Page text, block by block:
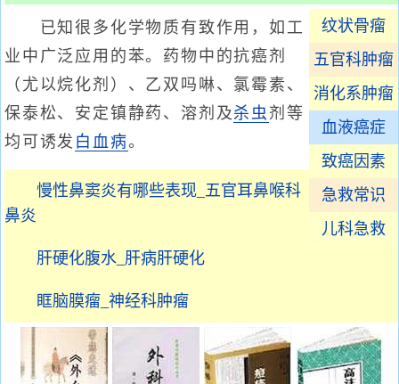
纹状骨瘤
五官科肿瘤
消化系肿瘤
血液癌症
致癌因素
急救常识
儿科急救
已知很多化学物质有致作用，如工
业中广泛应用的苯。药物中的抗癌剂
（尤以烷化剂）、乙双吗啉、氯霉素、
保泰松、安定镇静药、溶剂及杀虫 剂等
均可诱发 白血病。
慢性鼻窦炎有哪些表现_五官耳鼻喉科
鼻炎
肝硬化腹水_肝病肝硬化
眶脑膜瘤_神经科肿瘤